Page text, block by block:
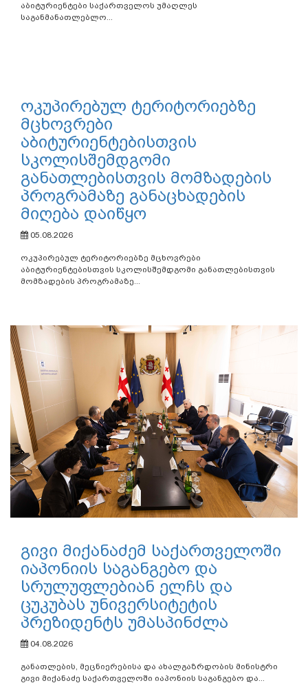
აბიტურიენტები საქართველოს უმაღლეს
საგანმანათლებლო...
ოკუპირებულ ტერიტორიებზე
მცხოვრები
აბიტურიენტებისთვის
სკოლისშემდგომი
განათლებისთვის მომზადების
პროგრამაზე განაცხადების
მიღება დაიწყო
05.08.2026
აბიტურიენტებისთვის სკოლისშემდგომი განათლებისთვის
მომზადების პროგრამაზე...